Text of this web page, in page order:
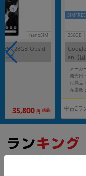
nanoSIM
128GB Obsidi
ー】
35,800 円 (税込)
256GB
SIMFREE
an【国
メーカ
発売日
付属品:
在庫数
中古Cラ